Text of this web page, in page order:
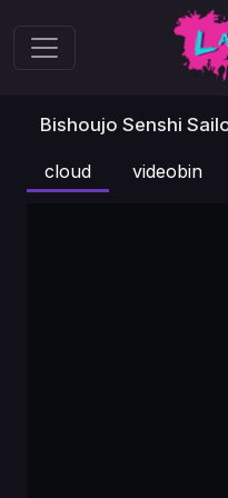
Bishoujo Senshi
cloud videobin